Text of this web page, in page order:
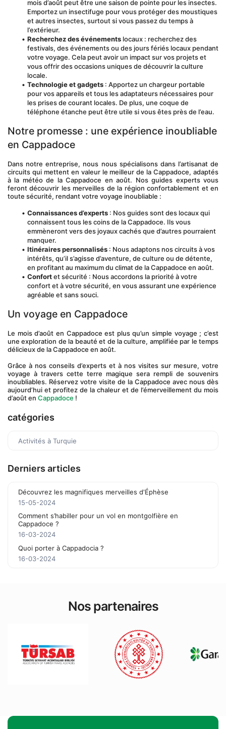
mois d’août peut être une saison de pointe pour les insectes.
Emportez un insectifuge pour vous protéger des moustiques
et autres insectes, surtout si vous passez du temps à
l’extérieur.
Recherchez des événements locaux : recherchez des
festivals, des événements ou des jours fériés locaux pendant
votre voyage. Cela peut avoir un impact sur vos projets et
vous offrir des occasions uniques de découvrir la culture
locale.
Technologie et gadgets : Apportez un chargeur portable
pour vos appareils et tous les adaptateurs nécessaires pour
les prises de courant locales. De plus, une coque de
téléphone étanche peut être utile si vous êtes près de l’eau.
Notre promesse : une expérience inoubliable
en Cappadoce
Dans notre entreprise, nous nous spécialisons dans l’artisanat de
circuits qui mettent en valeur le meilleur de la Cappadoce, adaptés
à la météo de la Cappadoce en août. Nos guides experts vous
feront découvrir les merveilles de la région confortablement et en
toute sécurité, rendant votre voyage inoubliable :
Connaissances d’experts : Nos guides sont des locaux qui
connaissent tous les coins de la Cappadoce. Ils vous
emmèneront vers des joyaux cachés que d’autres pourraient
manquer.
Itinéraires personnalisés : Nous adaptons nos circuits à vos
intérêts, qu’il s’agisse d’aventure, de culture ou de détente,
en profitant au maximum du climat de la Cappadoce en août.
Confort et sécurité : Nous accordons la priorité à votre
confort et à votre sécurité, en vous assurant une expérience
agréable et sans souci.
Un voyage en Cappadoce
Le mois d’août en Cappadoce est plus qu’un simple voyage ; c’est
une exploration de la beauté et de la culture, amplifiée par le temps
délicieux de la Cappadoce en août.
Grâce à nos conseils d’experts et à nos visites sur mesure, votre
voyage à travers cette terre magique sera rempli de souvenirs
inoubliables. Réservez votre visite de la Cappadoce avec nous dès
aujourd’hui et profitez de la chaleur et de l’émerveillement du mois
d’août en Cappadoce !
catégories
Activités à Turquie
Derniers articles
Découvrez les magnifiques merveilles d'Éphèse
15-05-2024
Comment s’habiller pour un vol en montgolfière en
Cappadoce ?
16-03-2024
Quoi porter à Cappadocia ?
16-03-2024
Nos partenaires